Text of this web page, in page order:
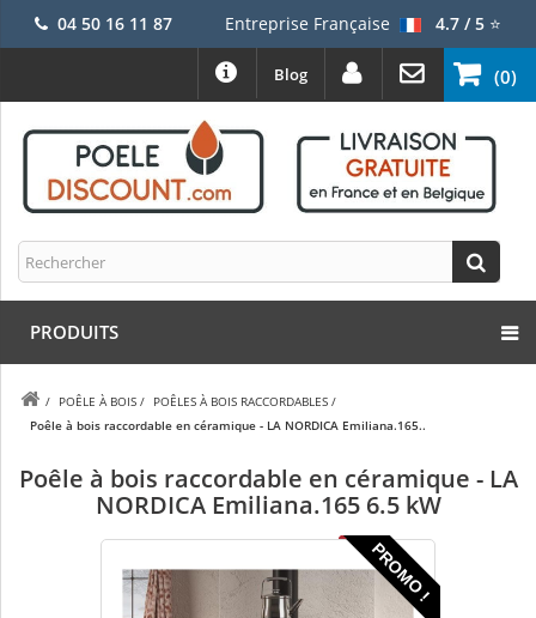
04 50 16 11 87 Entreprise Française 4.7 / 5⭐
(0)
Blog
PRODUITS
/ POÊLE À BOIS / POÊLES À BOIS RACCORDABLES /
Poêle à bois raccordable en céramique - LA NORDICA Emiliana.165..
Poêle à bois raccordable en céramique - LA
NORDICA Emiliana.165 6.5 kW
PROMO !